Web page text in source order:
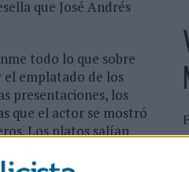
que José Andrés
todo lo que sobre
el emplatado de los
presentaciones, los
que el actor se mostró
Los platos salían